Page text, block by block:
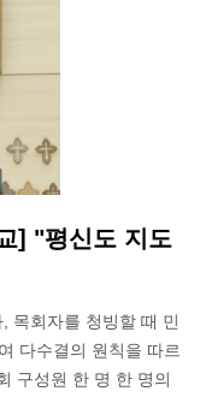
] "평신도 지도
목회자를 청빙할 때 민
다수결의 원칙을 따르
구성원 한 명 한 명의